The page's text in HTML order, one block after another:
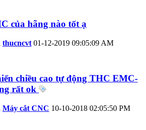
của hãng nào tốt ạ
thucncvt 01-12-2019 09:05:09 AM
chiều cao tự động THC EMC-
rất ok
Máy cắt CNC 10-10-2018 02:05:50 PM